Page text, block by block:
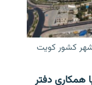
شهر کشور کویت
همکاری دفتر